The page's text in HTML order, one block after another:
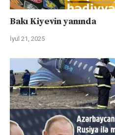
Bakı Kiyevin yanında
İyul 21, 2025